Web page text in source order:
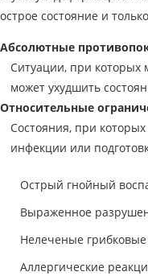
острое состояние и
Абсолютные
Ситуации, при которых
может ухудшить
Относительные
Состояния, при
инфекции или
Острый гнойный
Выраженное
Нелеченые
Аллергические